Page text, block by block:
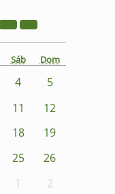
Sáb Dom
4
5
11
12
18
19
25
26
1 2